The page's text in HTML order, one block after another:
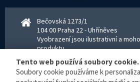
Bečovská 1273/1
104 00 Praha 22 - Uhříněves
Vyobrazení jsou ilustrativní a
produktu.
www.sokra.cz│www.haier-
Tento web používá soubory cookie.
Soubory cookie používáme k